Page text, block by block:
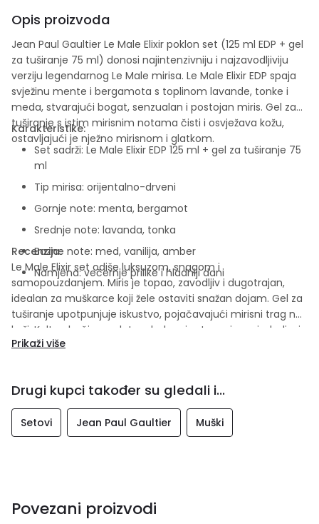
Opis proizvoda
Jean Paul Gaultier Le Male Elixir poklon set (125 ml EDP + gel
za tuširanje 75 ml) donosi najintenzivniju i najzavodljiviju
verziju legendarnog Le Male mirisa. Le Male Elixir EDP spaja
svježinu mente i bergamota s toplinom lavande, tonke i
meda, stvarajući bogat, senzualan i postojan miris. Gel za
tuširanje s istim mirisnim notama čisti i osvježava kožu,
ostavljajući je nježno mirisnom i glatkom.
Karakteristike:
Set sadrži: Le Male Elixir EDP 125 ml + gel za tuširanje 75
ml
Tip mirisa: orijentalno-drveni
Gornje note: menta, bergamot
Srednje note: lavanda, tonka
Bazne note: med, vanilija, amber
Namjena: večernje prilike i hladniji dani
Recenzija:
Le Male Elixir set odiše luksuzom, snagom i
samopouzdanjem. Miris je topao, zavodljiv i dugotrajan,
idealan za muškarce koji žele ostaviti snažan dojam. Gel za
tuširanje upotpunjuje iskustvo, pojačavajući mirisni trag na
koži. Kultna bočica u zlatno-bakrenim tonovima simbolizuje
moć i eleganciju.
Prikaži više
Drugi kupci također su gledali i...
Setovi Jean Paul Gaultier Muški
Povezani proizvodi